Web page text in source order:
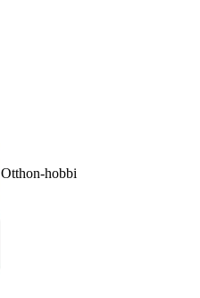
Otthon-hobbi